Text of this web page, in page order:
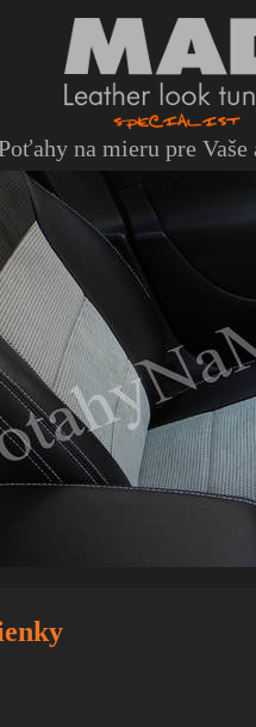
na mieru pre Vaše